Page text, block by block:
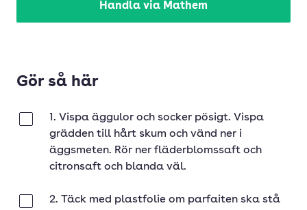
Handla via Mathem
Gör så här
1. Vispa äggulor och socker pösigt. Vispa
grädden till hårt skum och vänd ner i
äggsmeten. Rör ner fläderblomssaft och
citronsaft och blanda väl.
2. Täck med plastfolie om parfaiten ska stå